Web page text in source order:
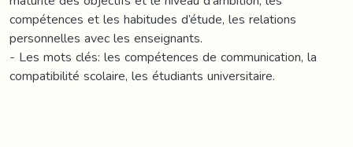
compétences et les habitudes d’étude, les relations
personnelles avec les enseignants.
- Les mots clés: les compétences de communication, la
compatibilité scolaire, les étudiants universitaire.